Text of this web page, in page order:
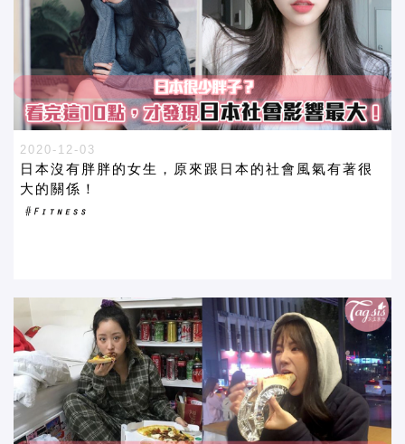
2020-12-03
日本沒有胖胖的女生，原來跟日本的社會風氣有著很
大的關係！